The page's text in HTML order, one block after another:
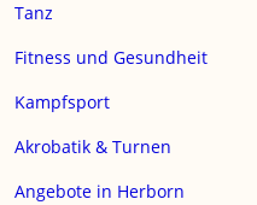
Tanz
Fitness und Gesundheit
Kampfsport
Akrobatik & Turnen
Angebote in Herborn